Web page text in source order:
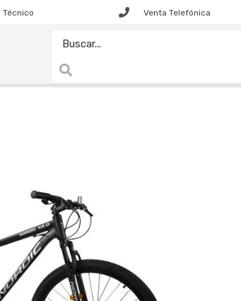
Venta Telefónica